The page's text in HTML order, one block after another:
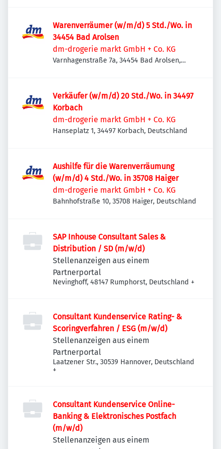
Warenverräumer (w/m/d) 5 Std./Wo. in
34454 Bad Arolsen
dm-drogerie markt GmbH + Co. KG
Varnhagenstraße 7a, 34454 Bad Arolsen,
Verkäufer (w/m/d) 20 Std./Wo. in 34497
Korbach
dm-drogerie markt GmbH + Co. KG
Hanseplatz 1, 34497 Korbach, Deutschland
Aushilfe für die Warenverräumung
(w/m/d) 4 Std./Wo. in 35708 Haiger
dm-drogerie markt GmbH + Co. KG
Bahnhofstraße 10, 35708 Haiger, Deutschland
SAP Inhouse Consultant Sales &
Distribution / SD (m/w/d)
Stellenanzeigen aus einem
Partnerportal
Nevinghoff, 48147 Rumphorst, Deutschland +
Consultant Kundenservice Rating- &
Scoringverfahren / ESG (m/w/d)
Stellenanzeigen aus einem
Partnerportal
Laatzener Str., 30539 Hannover, Deutschland
+
Consultant Kundenservice Online-
Banking & Elektronisches Postfach
(m/w/d)
Stellenanzeigen aus einem